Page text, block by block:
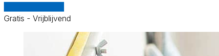
Gratis - Vrijblijvend